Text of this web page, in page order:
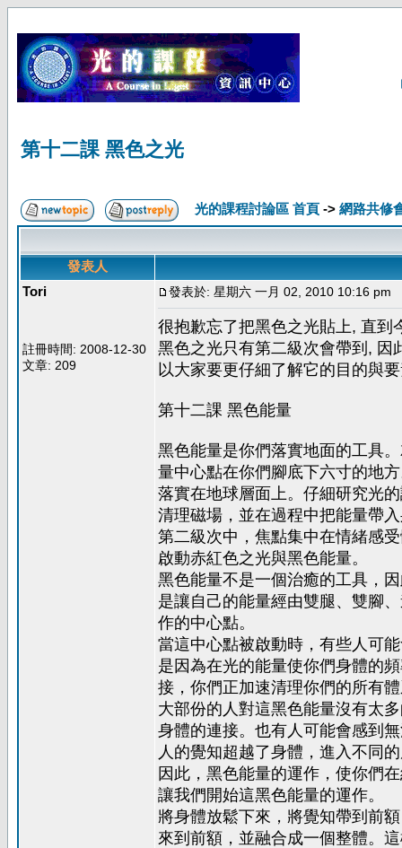
第十二課 黑色之光
光的課程討論區 首頁 -> 網路共修
發表人
Tori
註冊時間: 2008-12-30
文章: 209
發表於: 星期六 一月 02, 2010 10:16 pm
很抱歉忘了把黑色之光貼上, 直到
黑色之光只有第二級次會帶到, 因
以大家要更仔細了解它的目的與
第十二課 黑色能量
黑色能量是你們落實地面的工具
量中心點在你們腳底下六寸的地
落實在地球層面上。仔細研究光
清理磁場，並在過程中把能量帶
第二級次中，焦點集中在情緒感
啟動赤紅色之光與黑色能量。
黑色能量不是一個治癒的工具，
是讓自己的能量經由雙腿、雙腳
作的中心點。
當這中心點被啟動時，有些人可
是因為在光的能量使你們身體的
接，你們正加速清理你們的所有
大部份的人對這黑色能量沒有太
身體的連接。也有人可能會感到
人的覺知超越了身體，進入不同
因此，黑色能量的運作，使你們
讓我們開始這黑色能量的運作。
將身體放鬆下來，將覺知帶到前
來到前額，並融合成一個整體。